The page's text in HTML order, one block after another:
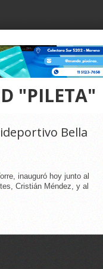
"PILETA"
Bella
inauguró hoy junto al
Cristián Méndez, y al